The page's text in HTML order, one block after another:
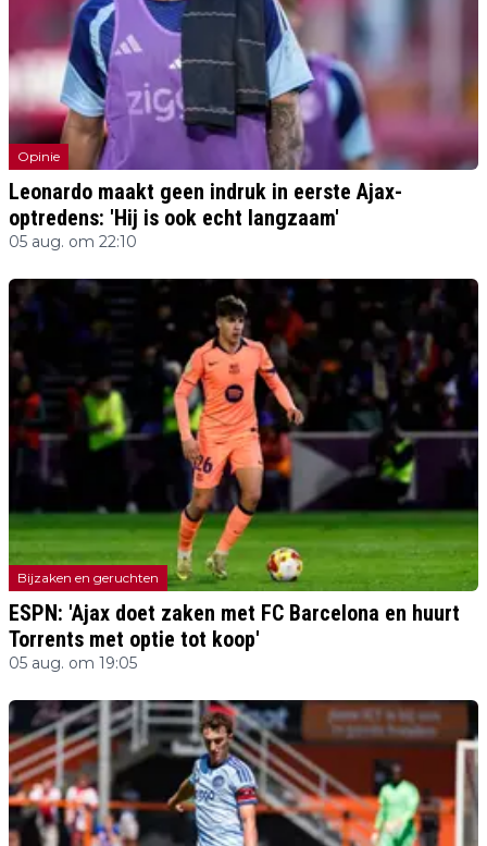
Opinie
Leonardo maakt geen indruk in eerste Ajax-
optredens: 'Hij is ook echt langzaam'
05 aug. om 22:10
Bijzaken en geruchten
ESPN: 'Ajax doet zaken met FC Barcelona en huurt
Torrents met optie tot koop'
05 aug. om 19:05